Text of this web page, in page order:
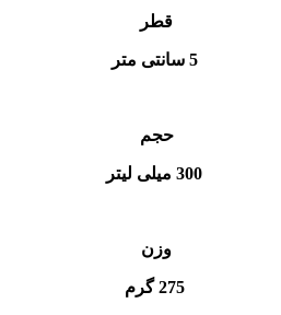
قطر
5 سانتی متر
حجم
300 میلی لیتر
وزن
275 گرم